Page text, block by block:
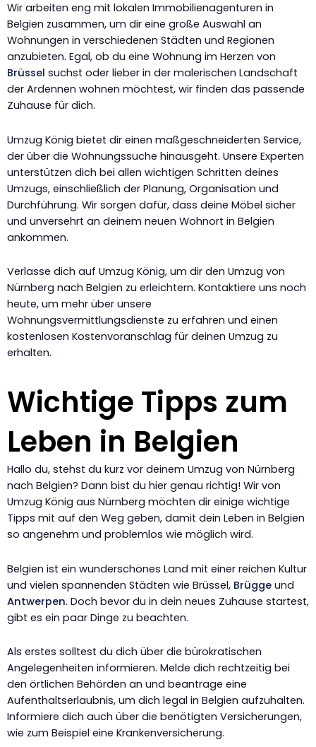
Wir arbeiten eng mit lokalen Immobilienagenturen in
Belgien zusammen, um dir eine große Auswahl an
Wohnungen in verschiedenen Städten und Regionen
anzubieten. Egal, ob du eine Wohnung im Herzen von
Brüssel suchst oder lieber in der malerischen Landschaft
der Ardennen wohnen möchtest, wir finden das passende
Zuhause für dich.
Umzug König bietet dir einen maßgeschneiderten Service,
der über die Wohnungssuche hinausgeht. Unsere Experten
unterstützen dich bei allen wichtigen Schritten deines
Umzugs, einschließlich der Planung, Organisation und
Durchführung. Wir sorgen dafür, dass deine Möbel sicher
und unversehrt an deinem neuen Wohnort in Belgien
ankommen.
Verlasse dich auf Umzug König, um dir den Umzug von
Nürnberg nach Belgien zu erleichtern. Kontaktiere uns noch
heute, um mehr über unsere
Wohnungsvermittlungsdienste zu erfahren und einen
kostenlosen Kostenvoranschlag für deinen Umzug zu
erhalten.
Wichtige Tipps zum
Leben in Belgien
Hallo du, stehst du kurz vor deinem Umzug von Nürnberg
nach Belgien? Dann bist du hier genau richtig! Wir von
Umzug König aus Nürnberg möchten dir einige wichtige
Tipps mit auf den Weg geben, damit dein Leben in Belgien
so angenehm und problemlos wie möglich wird.
Belgien ist ein wunderschönes Land mit einer reichen Kultur
und vielen spannenden Städten wie Brüssel, Brügge und
Antwerpen. Doch bevor du in dein neues Zuhause startest,
gibt es ein paar Dinge zu beachten.
Als erstes solltest du dich über die bürokratischen
Angelegenheiten informieren. Melde dich rechtzeitig bei
den örtlichen Behörden an und beantrage eine
Aufenthaltserlaubnis, um dich legal in Belgien aufzuhalten.
Informiere dich auch über die benötigten Versicherungen,
wie zum Beispiel eine Krankenversicherung.